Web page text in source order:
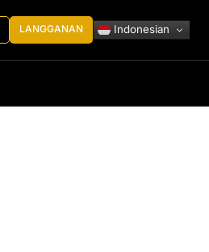
LANGGANAN Indonesian